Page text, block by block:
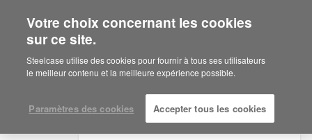
Are you in United States?
Would you like to see Products we sell in
your region?
English
Español
Idées d'aménagement
AFFICHER LES FILTRES
Votre choix concernant les cookies
sur ce site.
Steelcase utilise des cookies pour fournir à tous ses utilisateurs
le meilleur contenu et la meilleure expérience possible.
Paramètres des cookies Accepter tous les cookies